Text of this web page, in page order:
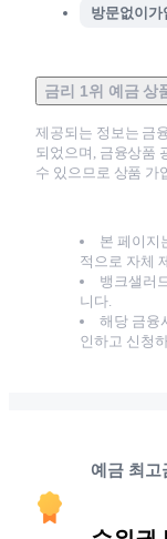
방문없이가
금리 1위 예금 상
제공되는 정보는 금
되었으며, 금융상품
수 있으므로 상품 가
본 페이지
적으로 자체
뱅크샐러
니다.
해당 금융
인하고 신청
예금 최고